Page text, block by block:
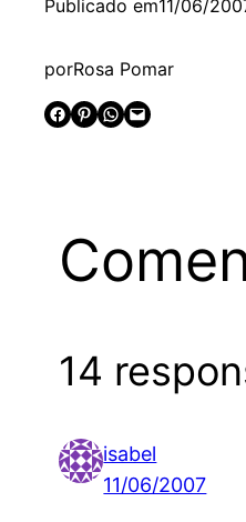
Publicado em11/06/
porRosa Pomar
Share on Facebook
Share on Pinterest Share on WhatsApp Email this Page
14
isabel
11/06/2007